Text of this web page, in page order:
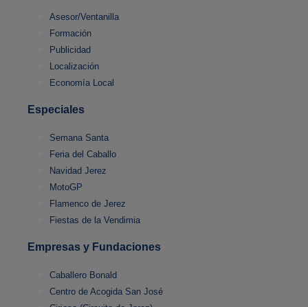
Asesor/Ventanilla
Formación
Publicidad
Localización
Economía Local
Especiales
Semana Santa
Feria del Caballo
Navidad Jerez
MotoGP
Flamenco de Jerez
Fiestas de la Vendimia
Empresas y Fundaciones
Caballero Bonald
Centro de Acogida San José